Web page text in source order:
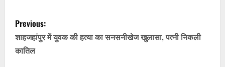
P
o
s
Previous:
शाहजहांपुर में युवक की हत्या का सनसनीखेज खुलासा, पत्नी निकली
कातिल